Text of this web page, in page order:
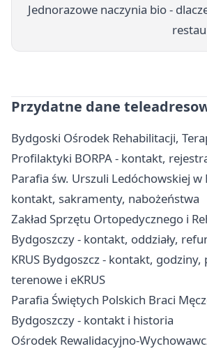
Jednorazowe naczynia bio -
Przydatne dane
Bydgoski Ośrodek Rehabilitacji,
Profilaktyki BORPA - kontakt,
Parafia św. Urszuli Ledóchowskiej w
kontakt, sakramenty, nabożeństwa
Zakład Sprzętu Ortopedycznego i
Bydgoszczy - kontakt, oddziały,
KRUS Bydgoszcz - kontakt, godziny,
terenowe i eKRUS
Parafia Świętych Polskich Braci
Bydgoszczy - kontakt i historia
Ośrodek Rewalidacyjno-